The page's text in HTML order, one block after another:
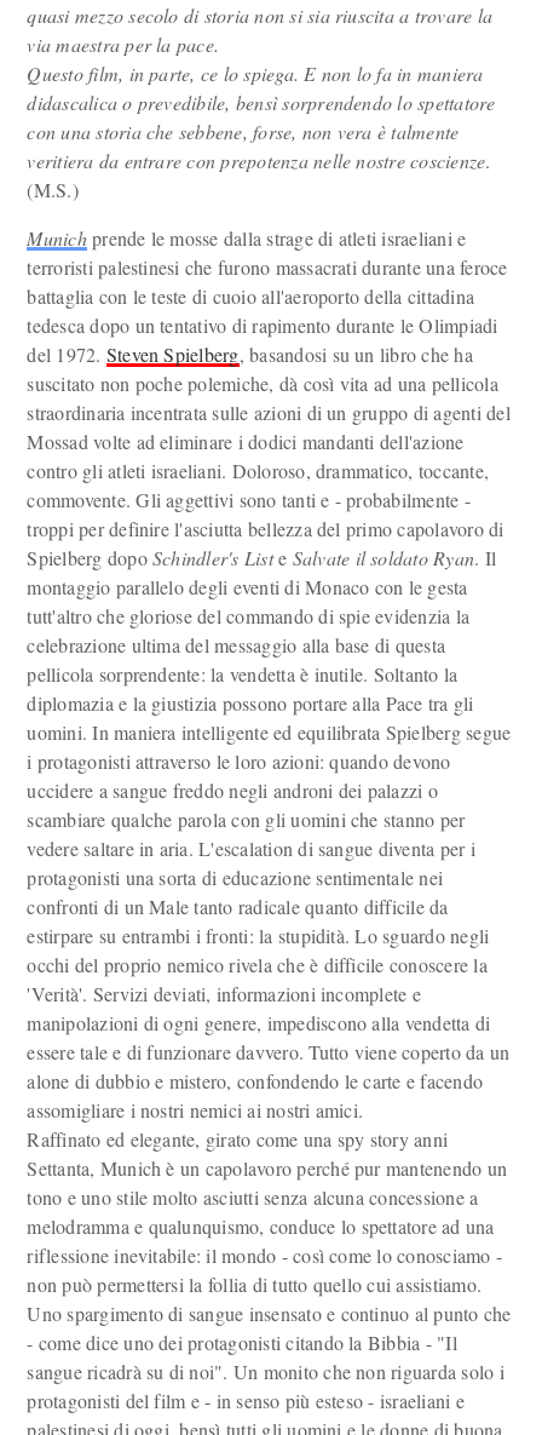
quasi mezzo secolo di storia non si sia riuscita a trovare la
via maestra per la pace.
Questo film, in parte, ce lo spiega. E non lo fa in maniera
didascalica o prevedibile, bensì sorprendendo lo spettatore
con una storia che sebbene, forse, non vera è talmente
veritiera da entrare con prepotenza nelle nostre coscienze.
(M.S.)
Munichprende le mosse dalla strage di atleti israeliani e
terroristi palestinesi che furono massacrati durante una feroce
battaglia con le teste di cuoio all'aeroporto della cittadina
tedesca dopo un tentativo di rapimento durante le Olimpiadi
del 1972. Steven Spielberg, basandosi su un libro che ha
suscitato non poche polemiche, dà così vita ad una pellicola
straordinaria incentrata sulle azioni di un gruppo di agenti del
Mossad volte ad eliminare i dodici mandanti dell'azione
contro gli atleti israeliani. Doloroso, drammatico, toccante,
commovente. Gli aggettivi sono tanti e - probabilmente -
troppi per definire l'asciutta bellezza del primo capolavoro di
Spielberg dopoSchindler's Liste Salvate il soldato Ryan. Il
montaggio parallelo degli eventi di Monaco con le gesta
tutt'altro che gloriose del commando di spie evidenzia la
celebrazione ultima del messaggio alla base di questa
pellicola sorprendente: la vendetta è inutile. Soltanto la
diplomazia e la giustizia possono portare alla Pace tra gli
uomini. In maniera intelligente ed equilibrata Spielberg segue
i protagonisti attraverso le loro azioni: quando devono
uccidere a sangue freddo negli androni dei palazzi o
scambiare qualche parola con gli uomini che stanno per
vedere saltare in aria. L'escalation di sangue diventa per i
protagonisti una sorta di educazione sentimentale nei
confronti di un Male tanto radicale quanto difficile da
estirpare su entrambi i fronti: la stupidità. Lo sguardo negli
occhi del proprio nemico rivela che è difficile conoscere la
'Verità'. Servizi deviati, informazioni incomplete e
manipolazioni di ogni genere, impediscono alla vendetta di
essere tale e di funzionare davvero. Tutto viene coperto da un
alone di dubbio e mistero, confondendo le carte e facendo
assomigliare i nostri nemici ai nostri amici.
Raffinato ed elegante, girato come una spy story anni
Settanta, Munich è un capolavoro perché pur mantenendo un
tono e uno stile molto asciutti senza alcuna concessione a
melodramma e qualunquismo, conduce lo spettatore ad una
riflessione inevitabile: il mondo - così come lo conosciamo -
non può permettersi la follia di tutto quello cui assistiamo.
Uno spargimento di sangue insensato e continuo al punto che
- come dice uno dei protagonisti citando la Bibbia - "Il
sangue ricadrà su di noi". Un monito che non riguarda solo i
protagonisti del film e - in senso più esteso - israeliani e
palestinesi di oggi, bensì tutti gli uomini e le donne di buona